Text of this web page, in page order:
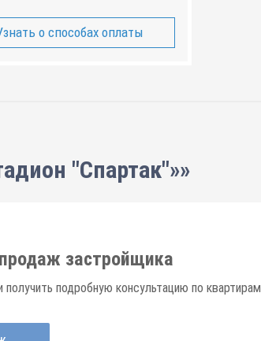
о способах оплаты
"Спартак"»»
застройщика
подробную консультацию по квартирам